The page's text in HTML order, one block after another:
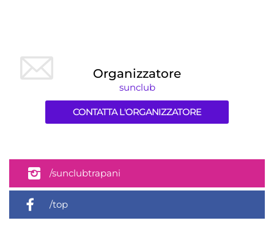
Organizzatore
sunclub
CONTATTA L'ORGANIZZATORE
/sunclubtrapani
/top